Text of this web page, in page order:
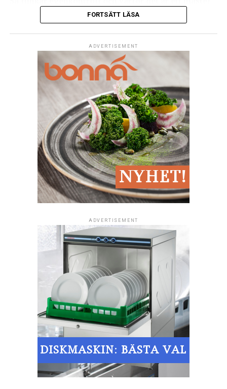
屋适应您的餐厅概念,sv,此费用可能会取决于房屋的状况和
保险,sv,涵盖房间中任何损坏或事故的好保险是必要的,sv,
但经常被忽视,sv,负责维护和维修的人可能会有所不同,sv,
应在合同中澄清,sv,但是为此预算可能仍然明智,sv,当您在
新地点开放时，您可能必须花钱在营销上吸引客户,sv.
Denna kostnad kan variera mycket beroende på lokalens
skick och dina behov.
4. Driftskostnader: Utöver hyran finns det andra löpande
kostnader som el, 水, sophämtning och eventuellt
gemensamma utrymmen som en parkering.
5. Försäkringar: En bra försäkring som täcker eventuella
skador eller olyckor i lokalen är en nödvändig, men ofta
förbisedd, kostnad.
: Vem som är ansvarig för underhåll och
reparationer kan variera. Detta bör vara klargjort i
kontraktet, men det kan ändå vara klokt att budgetera
: När du öppnar på en ny plats kommer du
sannolikt att behöva spendera pengar på
marknadsföring för att dra till dig kunder.
8. Licenser och Tillstånd: 申请和续签必要许可和许可的费
用不应低估,sv,不可预见费用的缓冲区,sv,拥有可能发生的
本,sv,如果事情不按计划进行,sv,或者如果您决定搬家,sv,愿
tillbaka med mycket mat på. 这可能表明菜的份量太大或
者菜肴的特定成分不被欣赏,sv,菜单设计与沟通,sv,菜单是
您的可持续发展政策与客人见面的地方,sv,定价和布局,sv,•
菜单工程示例,sv,绿色菜肴价格有吸引力,sv,专注于食品成
本百分比较低的菜肴,sv,素食主义者,sv,但感知质量高,sv,您
能否将销售导向这些有利可图且可持续的替代品,sv,• 清晰
的沟通,sv,在菜单中添加简短的说明,sv,德克萨斯州,en,我
们为减少二氧化碳足迹而感到自豪,sv,向工作人员询问当天
的时令产品,sv,减少野生捕获的鱼类,sv,• 实际例子,sv.
3. Menyns Utformning och Kommunikation
Menyn är där din hållbarhetspolicy möter gästen.
Prissättning och Placering
• Exempel på Menyingenjörskonst: Prissätt gröna rätter
matkostnadsprocent (t.ex. vegetariskt) men hög
upplevd kvalitet, kan du styra försäljningen mot dessa
lönsamma och hållbara alternativ.
• Tydlig Kommunikation: Lägg till en kort statement på
menyn, t.ex.: “Vi är stolta över att minska vårt CO2-
avtryck. Fråga personalen om dagens säsongsråvara!”
Minska Viltfångad Fisk
• Praktiskt Exempel: 重点关注经 MSC 认证的本地鱼类且
未过度捕捞,sv,提供替代方案,sv,可持续海鲜，例如贻贝,sv,
对海洋环境产生积极影响,sv,运营与服务,sv,节能程序,sv,日
常生活和服务流程必须节能,sv,优化电力和热力,sv,• 分
favoritbeställningar. Det gjorde att gästerna kände sig
sedda och välkomna, vilket i sin tur ledde till fler
En annan viktig aspekt av kundservice är att hantera
negativa upplevelser professionellt.
Om en gäst klagar
på maten eller servicen
, se det som en möjlighet att
vända situationen till något positivt. Ett snabbt
bemötande, en ärlig ursäkt och kanske en liten
kompensation kan ofta rädda kundrelationen och till
och med stärka förtroendet för din restaurang.
Hålla koll på ekonomin – Undvik vanliga fallgropar
En av de största anledningarna till att restauranger
misslyckas är dålig ekonomisk planering. Det kan handla
om allt från för höga inköpskostnader till att man
Johan, som driver en pizzeria i Uppsala, upptäckte att
han slängde för mycket råvaror varje vecka.För att lösa
problemet började han analysera sina inköp och
justerade dem efter faktisk försäljning . Han införde
också en “Dagens special” där han använde ingredienser
som annars skulle ha blivit över. Detta minskade hans
matsvinn och ökade vinsten.
Ett annat sätt att förbättra lönsamheten är att se över
menyn. Har du rätter som säljer dåligt? Fundera på att
ta bort dem och satsa mer på de rätter som har hög
efterfrågan och bra marginaler.
Driver du en restaurang eller går i tankarna att starta
en? Då har du förmodligen hört talas om egenkontroll,
men vad innebär det egentligen och varför är det så
viktigt för just din verksamhet? Låt oss dyka djupare in i
ämnet och förklara varför egenkontroll inte bara är ett
krav, utan också en smart strategi för att driva en säker
och framgångsrik restaurang! Egenkontroll handlar om
att ta kontroll över och säkerställa att allt, 从卫生和食
物处理到清洁和工作环境,sv,适当地发生 - 每天,sv,基本
上，这是一个系统，您作为餐馆所有者负责遵守您业务上
的所有规则和要求,sv,听起来很复杂,sv,但是有了正确的工
具和例程，它变得比您想象的要容易得多,sv,自我控制是什
么意思,sv,自我控制是您制定的计划，以确保您的餐厅在卫
生方面保持最高标准,sv,食品安全和工作环境,sv,它涵盖了
食物的存储位置和如何保持适当温度的所有内容,sv,温度
计,id, sker på rätt sätt – varje dag. Det är i grunden ett
system där du som restaurangägare ansvarar för att
följa alla regler och krav som ställs på din verksamhet.
Det kanske låter krångligt, men med rätt verktyg och
rutiner på plats blir det betydligt enklare än du tror!
Vad innebär egenkontroll? Egenkontroll är en plan som
du skapar för att se till att din restaurang håller högsta
möjliga standard vad gäller hygien, livsmedelssäkerhet
och arbetsmiljö. Den täcker allt från var och hur maten
förvaras och håller rätt temperatur (termometer), 如何
确保所有机器和表面都保持清洁，并且冰箱和冰柜的温度
始终在正确的范围内,sv,和任何,sv,食品运输,no,持有正确
的标准,sv,拥有井功能良好的自我控制意味着您对业务的各
个部分保持警惕,sv,您希望跟进规则,sv,保留例行程序并确
FORTSÄTT LÄSA
ADVERTISEMENT
ADVERTISEMENT